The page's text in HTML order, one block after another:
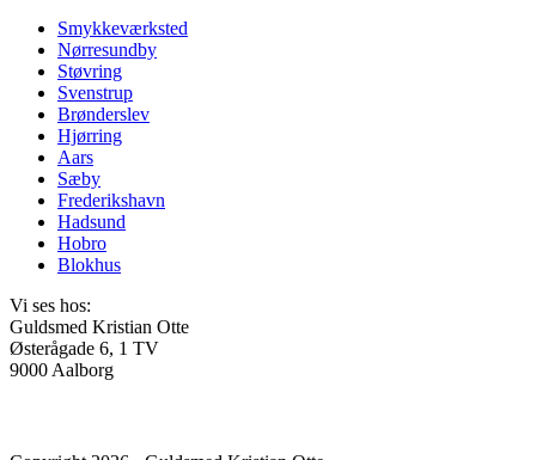
Smykkeværksted
Nørresundby
Støvring
Svenstrup
Brønderslev
Hjørring
Aars
Sæby
Frederikshavn
Hadsund
Hobro
Blokhus
Vi ses hos:
Guldsmed Kristian Otte
Østerågade 6, 1 TV
9000 Aalborg